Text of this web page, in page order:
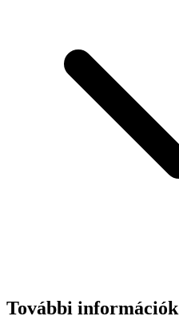
További információk